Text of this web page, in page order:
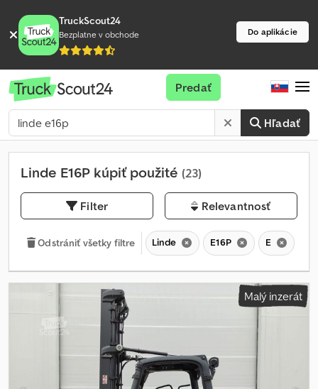
TruckScout24
Bezplatne v obchode Do aplikácie
Hľadať
Predať
Linde E16P kúpiť použité (23)
Filter Relevantnosť
Odstrániť všetky filtre Linde E16P E
Malý inzerát